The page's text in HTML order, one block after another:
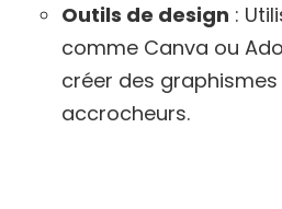
Outils de design :
comme Canva ou
créer des
accrocheurs.